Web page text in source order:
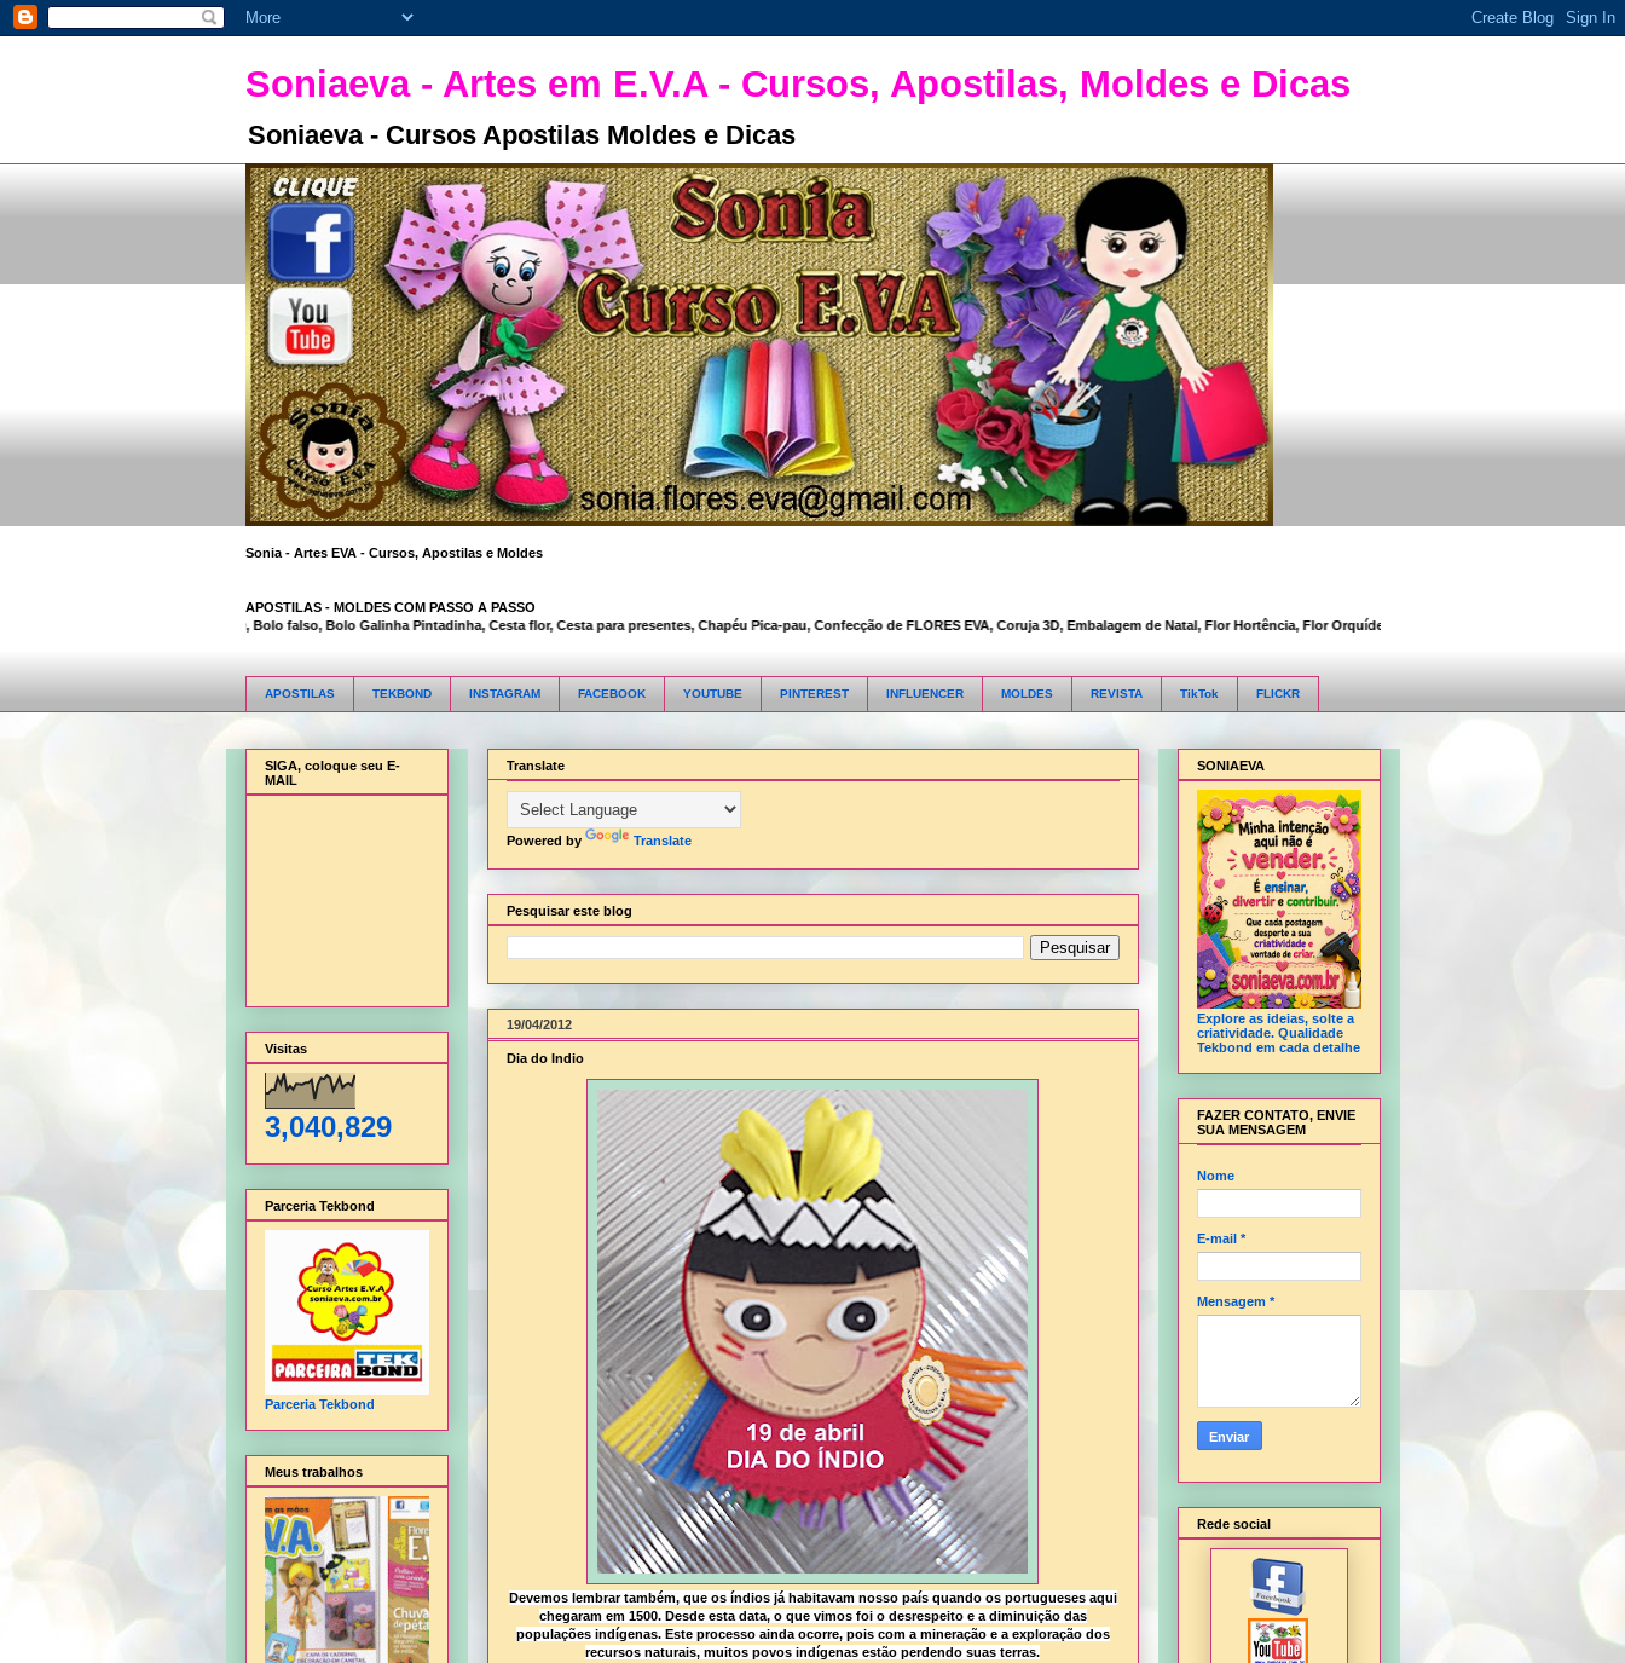
Soniaeva - Artes em E.V.A - Cursos, Apostilas, Moldes e Dicas
Soniaeva - Cursos Apostilas Moldes e Dicas
Sonia - Artes EVA - Cursos, Apostilas e Moldes
APOSTILAS - MOLDES COM PASSO A PASSO
Animal Bambi 3D, Bolo falso, Bolo Galinha Pintadinha, Cesta flor, Cesta para presentes, Chapéu Pica-pau, Confecção de FLORES EVA, Coruja 3D, Embalagem de Natal, Flor Hortência, Flor Orquídea, Flor Rosa, Fofucha 3D articulada,
APOSTILAS TEKBOND INSTAGRAM FACEBOOK YOUTUBE PINTEREST INFLUENCER MOLDES REVISTA TikTok FLICKR
Translate
Powered by Translate
Pesquisar este blog
19/04/2012
Dia do Indio
Devemos lembrar também, que os índios já habitavam nosso país quando os portugueses aqui
chegaram em 1500. Desde esta data, o que vimos foi o desrespeito e a diminuição das
populações indígenas. Este processo ainda ocorre, pois com a mineração e a exploração dos
recursos naturais, muitos povos indígenas estão perdendo suas terras.
SIGA, coloque seu E-
MAIL
Visitas
3,040,829
Parceria Tekbond
Parceria Tekbond
Meus trabalhos
SONIAEVA
Explore as ideias, solte a
criatividade. Qualidade
Tekbond em cada detalhe
FAZER CONTATO, ENVIE
SUA MENSAGEM
Nome
E-mail *
Mensagem *
Rede social